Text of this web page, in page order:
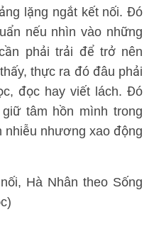
lặng ngắt kết nối. Đó
nếu nhìn vào những
phải trải để trở nên
thực ra đó đâu phải
đọc hay viết lách. Đó
tâm hồn mình trong
nhiễu nhương xao động
Hà Nhân theo Sống